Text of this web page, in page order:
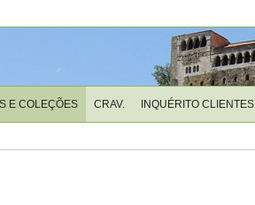
E COLEÇÕES CRAV. INQUÉRITO CLIENTES